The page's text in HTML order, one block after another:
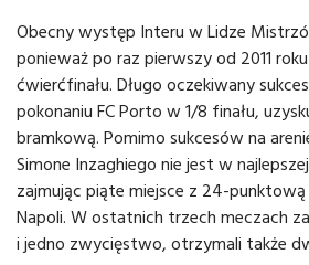
Obecny występ Interu w Lidze
ponieważ po raz pierwszy od 2011
ćwierćfinału. Długo oczekiwany
pokonaniu FC Porto w 1/8 finału,
bramkową. Pomimo sukcesów na
Simone Inzaghiego nie jest w
zajmując piąte miejsce z 24-
Napoli. W ostatnich trzech meczach
i jedno zwycięstwo, otrzymali także